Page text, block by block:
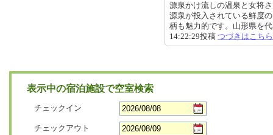
源泉かけ流しの温泉と女将
源泉が投入されている鮮度
柄も魅力的です。山形県を
14:22:29投稿 つづきはこちら
表示中の宿泊施設で空室検索
チェックイン
チェックアウト